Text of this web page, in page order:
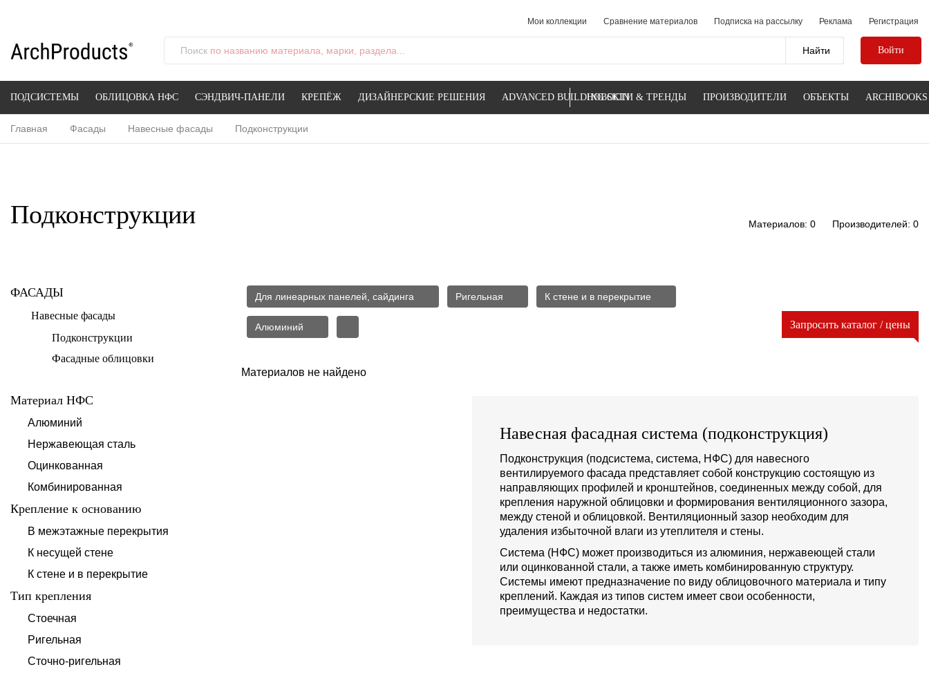
Мои коллекции Сравнение материалов Подписка на рассылку Реклама Регистрация
Поиск по названию материала, марки, раздела... Войти
ПОДСИСТЕМЫ ОБЛИЦОВКА НФС СЭНДВИЧ-ПАНЕЛИ КРЕПЁЖ ДИЗАЙНЕРСКИЕ РЕШЕНИЯ ADVANCED BUILDING SKINНОВОСТИ & ТРЕНДЫ ПРОИЗВОДИТЕЛИ ОБЪЕКТЫ ARCHIBOOKS
Главная Фасады Навесные фасады Подконструкции
Подконструкции Материалов: 0 Производителей: 0
ФАСАДЫ
Навесные фасады
Подконструкции
Фасадные облицовки
Материал НФС
Алюминий
Нержавеющая сталь
Оцинкованная
Комбинированная
Крепление к основанию
В межэтажные перекрытия
К несущей стене
К стене и в перекрытие
Тип крепления
Стоечная
Ригельная
Сточно-ригельная
Для линеарных панелей, сайдинга Ригельная К стене и в перекрытие
Алюминий Запросить каталог / цены
Материалов не найдено
Навесная фасадная система (подконструкция)
Подконструкция (подсистема, система, НФС) для навесного
вентилируемого фасада представляет собой конструкцию состоящую из
направляющих профилей и кронштейнов, соединенных между собой, для
крепления наружной облицовки и формирования вентиляционного зазора,
между стеной и облицовкой. Вентиляционный зазор необходим для
удаления избыточной влаги из утеплителя и стены.
Система (НФС) может производиться из алюминия, нержавеющей стали
или оцинкованной стали, а также иметь комбинированную структуру.
Системы имеют предназначение по виду облицовочного материала и типу
креплений. Каждая из типов систем имеет свои особенности,
преимущества и недостатки.